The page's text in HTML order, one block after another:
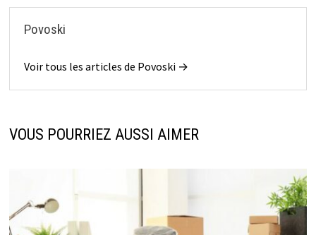
Povoski
Voir tous les articles de Povoski →
VOUS POURRIEZ AUSSI AIMER